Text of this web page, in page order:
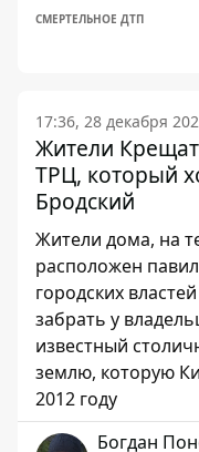
СМЕРТЕЛЬНОЕ ДТП
17:36, 28 декабря
Жители
ТРЦ, который
Бродский
Жители дома, на
расположен
городских
забрать у
известный
землю, которую
2012 году
Богдан